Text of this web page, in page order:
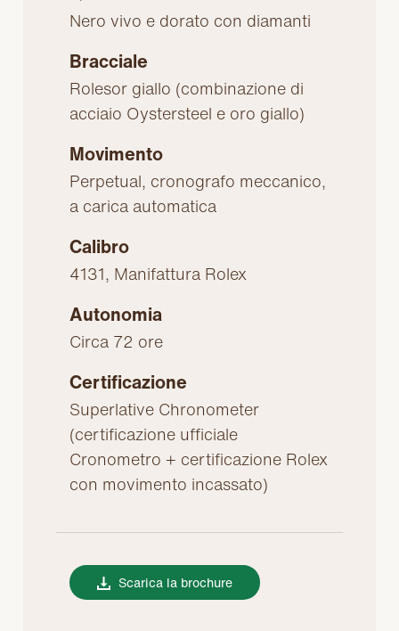
Nero vivo e dorato con diamanti
Bracciale
Rolesor giallo (combinazione di
acciaio Oystersteel e oro giallo)
Movimento
Perpetual, cronografo meccanico,
a carica automatica
Calibro
4131, Manifattura Rolex
Autonomia
Circa 72 ore
Certificazione
Superlative Chronometer
(certificazione ufficiale
Cronometro + certificazione Rolex
con movimento incassato)
Scarica la brochure